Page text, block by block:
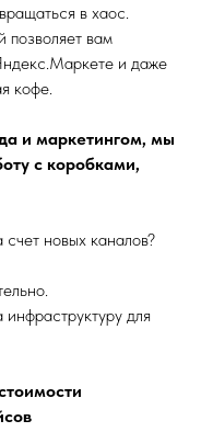
в хаос.
позволяет вам
и даже
кофе.
и маркетингом, мы
с коробками,
новых каналов?
для